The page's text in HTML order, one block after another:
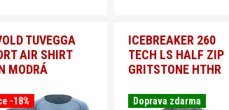
TUVEGGA
AIR SHIRT
MODRÁ
-18%
ICEBREAKER 260
TECH LS HALF ZIP
GRITSTONE HTHR
Doprava zdarma